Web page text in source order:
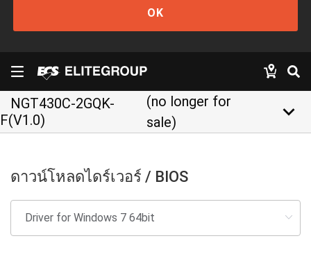
OK
NGT430C-2GQK-
F(V1.0)
(no longer for
sale)
keyboard_arrow_down
ดาวน์โหลดไดร์เวอร์ / BIOS